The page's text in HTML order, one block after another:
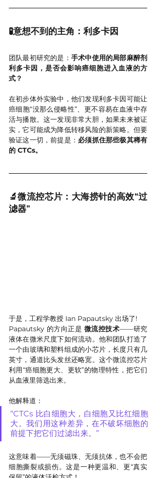
🧪意想不到的主角：利多卡因
团队最初研究的是： 手术中使用的局部麻醉剂
利多卡因，是否会影响癌细胞进入血液的方
式？
在初步体外实验中，他们发现利多卡因可能让
癌细胞“没那么侵略性”、更不容易在血液中存
活与播散。这一发现非常大胆，如果未来被证
实，它可能成为降低转移风险的新策略。但要
验证这一切，前提是： 必须抓住那些极其稀有
的 CTCs。
🔬微流控芯片：大海捞针的高效“过
滤器”
于是，工程学教授 Ian Papautsky 出场了!
Papautsky 的方向正是 微流控技术——研究
液体在微米尺度下如何流动。他和团队打造了
一个由玻璃和塑料组成的小芯片，长度只有几
英寸，通道比头发丝还略宽。这个微流控芯片
利用“癌细胞更大、更软”的物理特性，把它们
从血液里筛选出来。
他解释道：
“CTCs 比白细胞大，白细胞又比红细胞
大。我们用这种差异，在不破坏细胞的
前提下把它们过滤出来。”
这意味着——无须磁珠、无须抗体，也不会把
细胞撕裂或损伤。这是一种更温和、更“真实